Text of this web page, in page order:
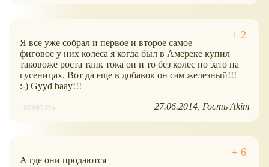
Я все уже собрал и первое и второе самое
фиговое у них колеса я когда был в Амереке купил
таковоже роста танк тока он и то без колес но зато на
гусеницах. Вот да еще в добавок он сам железный!!!
:-) Gyyd baay!!!
ответить 27.06.2014 Гость Akim
А где они продаются